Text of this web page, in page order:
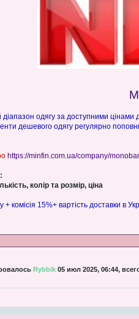
одягу за доступними цінами
дешевого одягу регулярно
https://minfin.com.ua/company/
колір та розмір, ціна
+ комісія 15%+ вартість доставки в
Rybbik05 июл 2025, 06:44,